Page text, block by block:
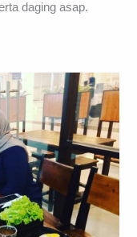
daging asap.